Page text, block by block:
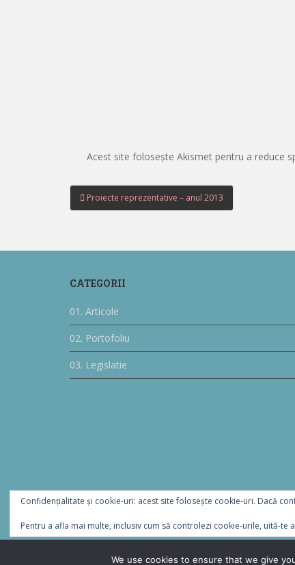
Acest site folosește Akismet pentru a reduce
Navigare
în
Proiecte reprezentative – anul 2013
Confidențialitate și cookie-uri: acest site folosește cookie-uri. Dacă
Pentru a afla mai multe, inclusiv cum să controlezi cookie-urile, uită-te
CATEGORII
01. Articole
02. Portofoliu
03. Legislatie
We use cookies to ensure that we give